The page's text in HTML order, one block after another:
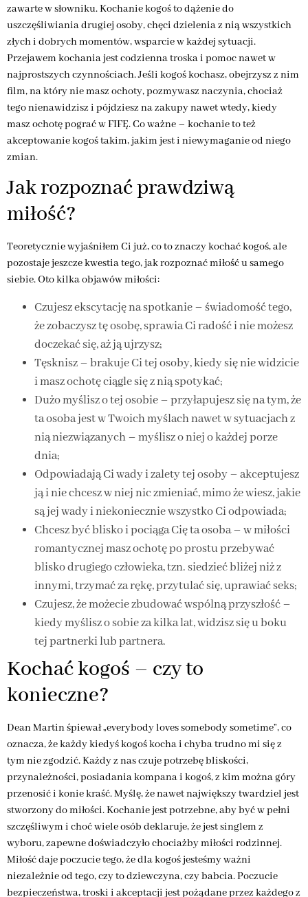
zawarte w słowniku. Kochanie kogoś to dążenie do
uszczęśliwiania drugiej osoby, chęci dzielenia z nią wszystkich
złych i dobrych momentów, wsparcie w każdej sytuacji.
Przejawem kochania jest codzienna troska i pomoc nawet w
najprostszych czynnościach. Jeśli kogoś kochasz, obejrzysz z nim
film, na który nie masz ochoty, pozmywasz naczynia, chociaż
tego nienawidzisz i pójdziesz na zakupy nawet wtedy, kiedy
masz ochotę pograć w FIFĘ. Co ważne – kochanie to też
akceptowanie kogoś takim, jakim jest i niewymaganie od niego
zmian.
Jak rozpoznać prawdziwą
miłość?
Teoretycznie wyjaśniłem Ci już, co to znaczy kochać kogoś, ale
pozostaje jeszcze kwestia tego, jak rozpoznać miłość u samego
siebie. Oto kilka objawów miłości:
Czujesz ekscytację na spotkanie – świadomość tego,
że zobaczysz tę osobę, sprawia Ci radość i nie możesz
doczekać się, aż ją ujrzysz;
Tęsknisz – brakuje Ci tej osoby, kiedy się nie widzicie
i masz ochotę ciągle się z nią spotykać;
Dużo myślisz o tej osobie – przyłapujesz się na tym, że
ta osoba jest w Twoich myślach nawet w sytuacjach z
nią niezwiązanych – myślisz o niej o każdej porze
dnia;
Odpowiadają Ci wady i zalety tej osoby – akceptujesz
ją i nie chcesz w niej nic zmieniać, mimo że wiesz, jakie
są jej wady i niekoniecznie wszystko Ci odpowiada;
Chcesz być blisko i pociąga Cię ta osoba – w miłości
romantycznej masz ochotę po prostu przebywać
blisko drugiego człowieka, tzn. siedzieć bliżej niż z
innymi, trzymać za rękę, przytulać się, uprawiać seks;
Czujesz, że możecie zbudować wspólną przyszłość –
kiedy myślisz o sobie za kilka lat, widzisz się u boku
tej partnerki lub partnera.
Kochać kogoś – czy to
konieczne?
Dean Martin śpiewał „everybody loves somebody sometime”, co
oznacza, że każdy kiedyś kogoś kocha i chyba trudno mi się z
tym nie zgodzić. Każdy z nas czuje potrzebę bliskości,
przynależności, posiadania kompana i kogoś, z kim można góry
przenosić i konie kraść. Myślę, że nawet największy twardziel jest
stworzony do miłości. Kochanie jest potrzebne, aby być w pełni
szczęśliwym i choć wiele osób deklaruje, że jest singlem z
wyboru, zapewne doświadczyło chociażby miłości rodzinnej.
Miłość daje poczucie tego, że dla kogoś jesteśmy ważni
niezależnie od tego, czy to dziewczyna, czy babcia. Poczucie
bezpieczeństwa, troski i akceptacji jest pożądane przez każdego z